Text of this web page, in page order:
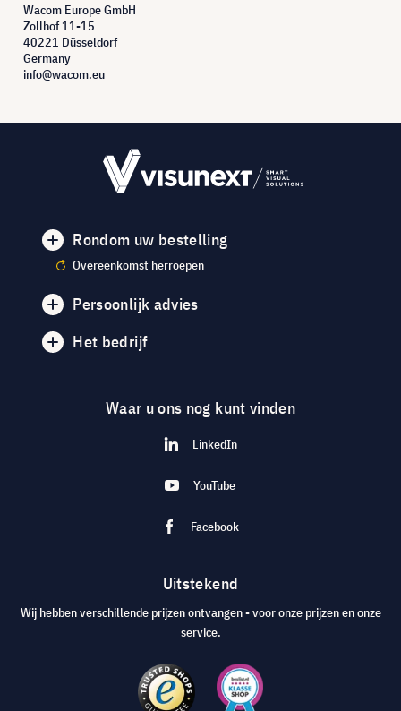
Wacom Europe GmbH
Zollhof 11-15
40221 Düsseldorf
Germany
info@wacom.eu
Rondom uw bestelling
Overeenkomst herroepen
Persoonlijk advies
Het bedrijf
Waar u ons nog kunt vinden
LinkedIn
YouTube
Facebook
Uitstekend
Wij hebben verschillende prijzen ontvangen - voor onze prijzen en onze
service.